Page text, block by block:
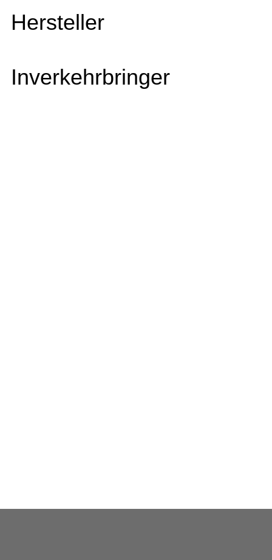
Hersteller
Inverkehrbringer